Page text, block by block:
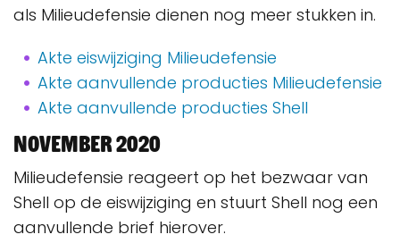
als Milieudefensie dienen nog meer stukken in.
Akte eiswijziging Milieudefensie
Akte aanvullende producties Milieudefensie
Akte aanvullende producties Shell
November 2020
Milieudefensie reageert op het bezwaar van
Shell op de eiswijziging en stuurt Shell nog een
aanvullende brief hierover.